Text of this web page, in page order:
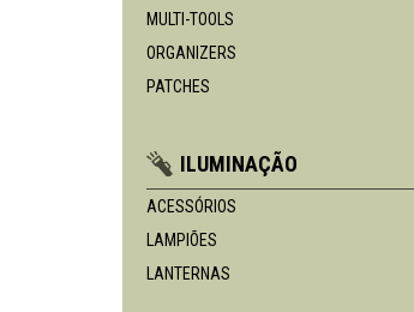
MULTI-TOOLS
ORGANIZERS
PATCHES
ILUMINAÇÃO
ACESSÓRIOS
LAMPIÕES
LANTERNAS